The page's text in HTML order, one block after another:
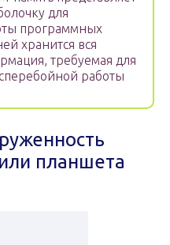
для
программных
хранится вся
требуемая для
работы
планшета